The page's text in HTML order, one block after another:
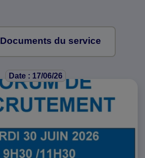
Documents du service
Date : 17/06/26